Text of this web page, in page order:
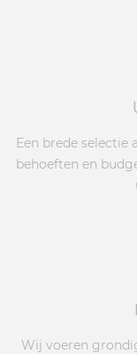
Een brede selectie
behoeften en
Wij voeren